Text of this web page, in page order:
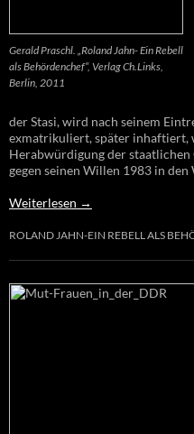
Gerald Praschl. „Roland Jahn- Ein Rebell
als Behördenchef“, Verlag Ch.Links,
Berlin, 2011
der Stasi, wird nach seinem
exmatrikuliert, später inhaftiert,
Herabwürdigung der
gegen seinen Willen 1983 in den
Weiterlesen →
ROLAND JAHN-EIN REBELL ALS